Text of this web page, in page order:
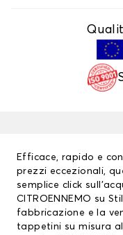
Efficace, rapido e
prezzi eccezionali,
semplice click
CITROENNEMO su
fabbricazione e la
tappetini su misura